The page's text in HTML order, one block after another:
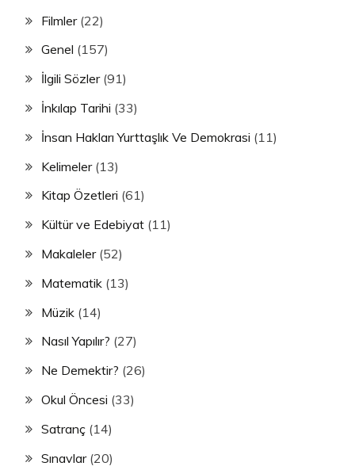
Filmler(22)
Genel (157)
İlgili Sözler(91)
İnkılap Tarihi (33)
İnsan Hakları Yurttaşlık Ve Demokrasi (11)
Kelimeler(13)
Kitap Özetleri (61)
Kültür ve Edebiyat (11)
Makaleler(52)
Matematik (13)
Müzik (14)
Nasıl Yapılır? (27)
Ne Demektir? (26)
Okul Öncesi (33)
Satranç (14)
Sınavlar(20)